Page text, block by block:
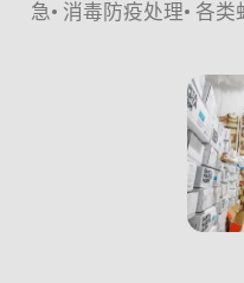
急• 消毒防疫处理• 各